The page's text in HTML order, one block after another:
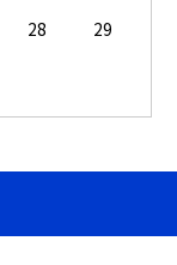
28
29